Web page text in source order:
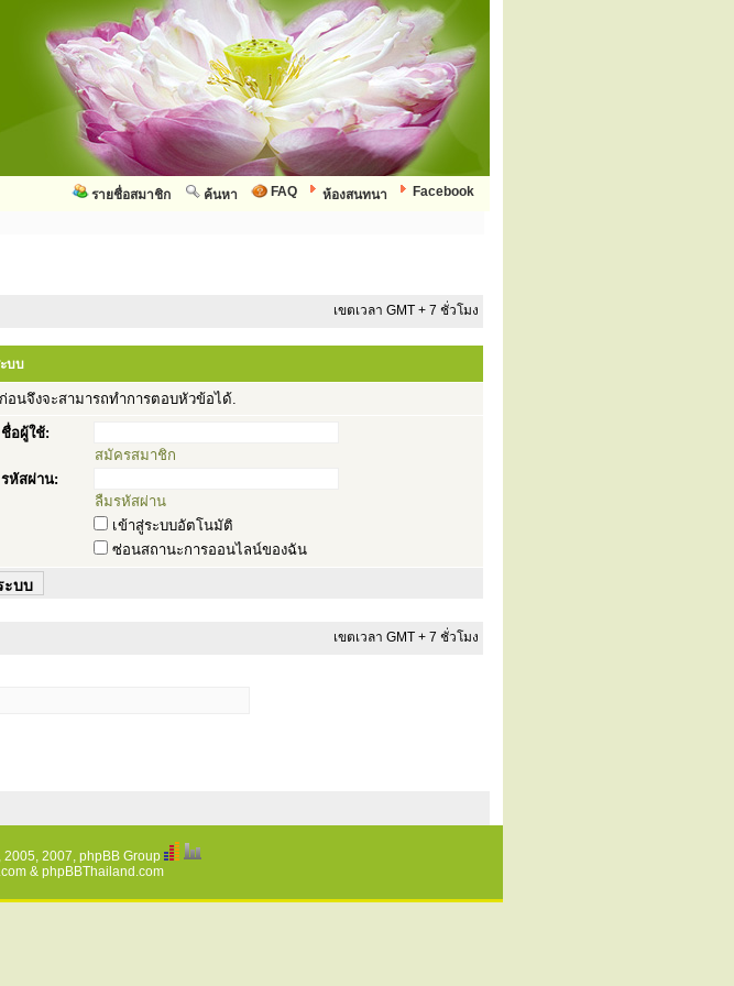
Facebook
ห้องสนทนา
FAQ
ค้นหา
รายชื่อสมาชิก
เขตเวลา GMT + 7 ชั่วโมง
บบ
นจึงจะสามารถทำการตอบหัวข้อได้.
ชื่อผู้ใช้:
สมัครสมาชิก
รหัสผ่าน:
ลืมรหัสผ่าน
เข้าสู่ระบบอัตโนมัติ
ซ่อนสถานะการออนไลน์ของฉัน
เขตเวลา GMT + 7 ชั่วโมง
2007, phpBB Group
& phpBBThailand.com